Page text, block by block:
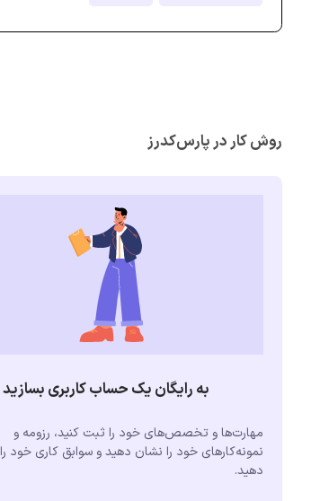
روش کار در پارس‌کدرز
به رایگان یک حساب کاربری بسازید
مهارت‌ها و تخصص‌های خود را ثبت کنید، رزومه و
نمونه‌کارهای خود را نشان دهید و سوابق کاری خود
دهید.